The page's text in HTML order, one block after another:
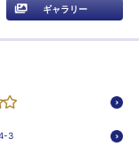
ギャラリー
3